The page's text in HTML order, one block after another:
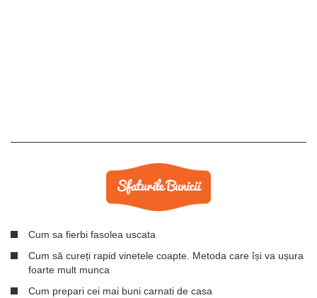
Cum sa fierbi fasolea uscata
Cum să cureți rapid vinetele coapte. Metoda care își va ușura
foarte mult munca
Cum prepari cei mai buni carnati de casa